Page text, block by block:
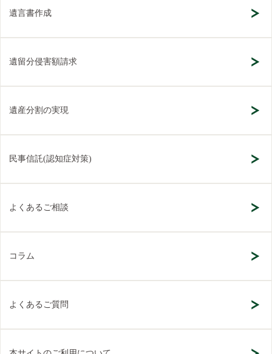
遺言書作成
遺留分侵害額請求
遺産分割の実現
民事信託(認知症対策)
よくあるご相談
コラム
よくあるご質問